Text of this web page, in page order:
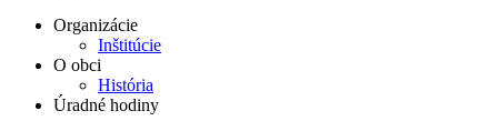
Organizácie
Inštitúcie
O obci
História
Úradné hodiny